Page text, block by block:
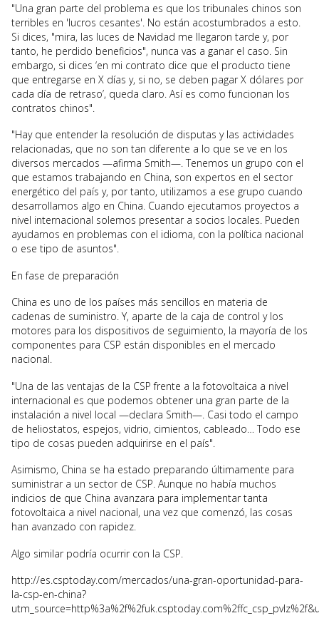
"Una gran parte del problema es que los tribunales chinos son
terribles en 'lucros cesantes'. No están acostumbrados a esto.
Si dices, "mira, las luces de Navidad me llegaron tarde y, por
tanto, he perdido beneficios", nunca vas a ganar el caso. Sin
embargo, si dices ‘en mi contrato dice que el producto tiene
que entregarse en X días y, si no, se deben pagar X dólares por
cada día de retraso’, queda claro. Así es como funcionan los
contratos chinos".
"Hay que entender la resolución de disputas y las actividades
relacionadas, que no son tan diferente a lo que se ve en los
diversos mercados —afirma Smith—. Tenemos un grupo con el
que estamos trabajando en China, son expertos en el sector
energético del país y, por tanto, utilizamos a ese grupo cuando
desarrollamos algo en China. Cuando ejecutamos proyectos a
nivel internacional solemos presentar a socios locales. Pueden
ayudarnos en problemas con el idioma, con la política nacional
o ese tipo de asuntos".
En fase de preparación
China es uno de los países más sencillos en materia de
cadenas de suministro. Y, aparte de la caja de control y los
motores para los dispositivos de seguimiento, la mayoría de los
componentes para CSP están disponibles en el mercado
nacional.
"Una de las ventajas de la CSP frente a la fotovoltaica a nivel
internacional es que podemos obtener una gran parte de la
instalación a nivel local —declara Smith—. Casi todo el campo
de heliostatos, espejos, vidrio, cimientos, cableado… Todo ese
tipo de cosas pueden adquirirse en el país".
Asimismo, China se ha estado preparando últimamente para
suministrar a un sector de CSP. Aunque no había muchos
indicios de que China avanzara para implementar tanta
fotovoltaica a nivel nacional, una vez que comenzó, las cosas
han avanzado con rapidez.
Algo similar podría ocurrir con la CSP.
http://es.csptoday.com/mercados/una-gran-oportunidad-para-
la-csp-en-china?